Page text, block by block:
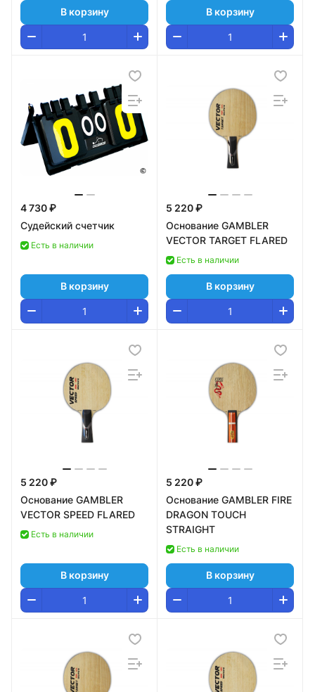
В корзину В корзину
4 730 ₽
Судейский счетчик
Есть в наличии
В корзину
5 220 ₽
Основание GAMBLER
VECTOR TARGET FLARED
Есть в наличии
В корзину
5 220 ₽
Основание GAMBLER
VECTOR SPEED FLARED
Есть в наличии
В корзину
5 220 ₽
Основание GAMBLER FIRE
DRAGON TOUCH
STRAIGHT
Есть в наличии
В корзину